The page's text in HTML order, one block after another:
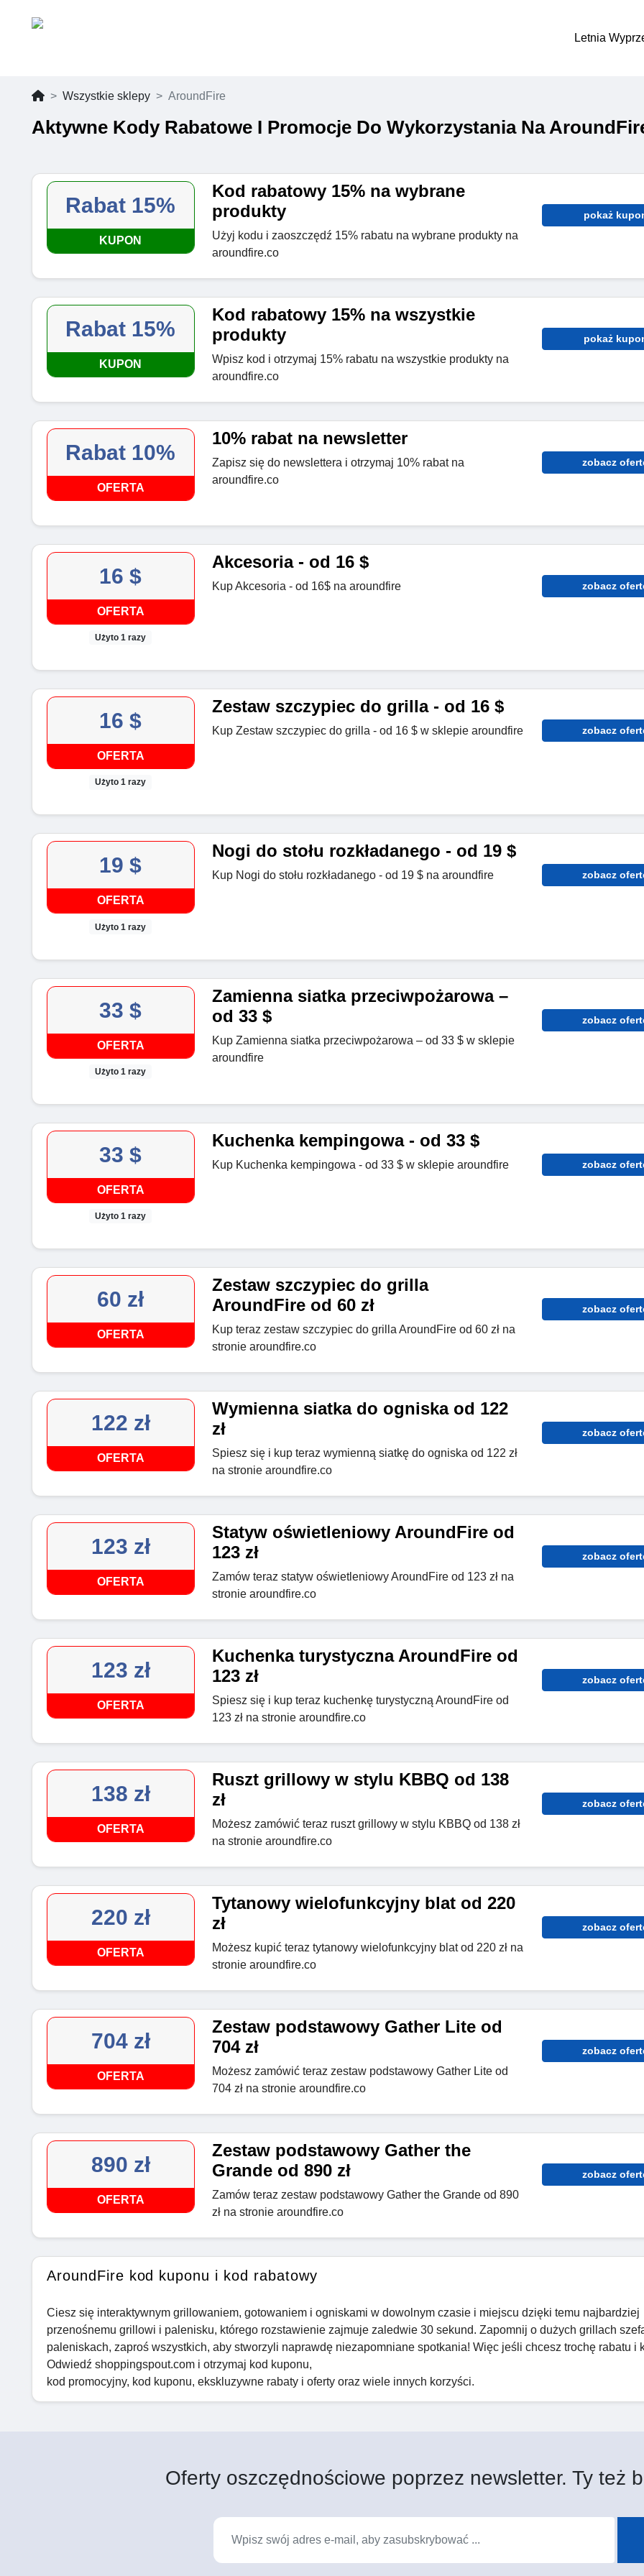
Letnia
Wszystkie sklepy AroundFire
Aktywne Kody Rabatowe I Promocje Do Wykorzystania Na
Rabat 15%
KUPON
Kod rabatowy 15% na wybrane
produkty
Użyj kodu i zaoszczędź 15% rabatu na wybrane produkty na
aroundfire.co
pokaż
Rabat 15%
KUPON
Kod rabatowy 15% na wszystkie
produkty
Wpisz kod i otrzymaj 15% rabatu na wszystkie produkty na
aroundfire.co
pokaż
Rabat 10%
OFERTA
10% rabat na newsletter
Zapisz się do newslettera i otrzymaj 10% rabat na
aroundfire.co
zobacz
16 $
OFERTA
Użyto 1 razy
Akcesoria - od 16 $
Kup Akcesoria - od 16$ na aroundfire zobacz
16 $
OFERTA
Użyto 1 razy
Zestaw szczypiec do grilla - od 16 $
Kup Zestaw szczypiec do grilla - od 16 $ w sklepie aroundfire zobacz
19 $
OFERTA
Użyto 1 razy
Nogi do stołu rozkładanego - od 19 $
Kup Nogi do stołu rozkładanego - od 19 $ na aroundfire zobacz
33 $
OFERTA
Użyto 1 razy
Zamienna siatka przeciwpożarowa –
od 33 $
Kup Zamienna siatka przeciwpożarowa – od 33 $ w sklepie
aroundfire
zobacz
33 $
OFERTA
Użyto 1 razy
Kuchenka kempingowa - od 33 $
Kup Kuchenka kempingowa - od 33 $ w sklepie aroundfire zobacz
60 zł
OFERTA
Zestaw szczypiec do grilla
AroundFire od 60 zł
Kup teraz zestaw szczypiec do grilla AroundFire od 60 zł na
stronie aroundfire.co
zobacz
122 zł
OFERTA
Wymienna siatka do ogniska od 122
zł
Spiesz się i kup teraz wymienną siatkę do ogniska od 122 zł
na stronie aroundfire.co
zobacz
123 zł
OFERTA
Statyw oświetleniowy AroundFire od
123 zł
Zamów teraz statyw oświetleniowy AroundFire od 123 zł na
stronie aroundfire.co
zobacz
123 zł
OFERTA
Kuchenka turystyczna AroundFire od
123 zł
Spiesz się i kup teraz kuchenkę turystyczną AroundFire od
123 zł na stronie aroundfire.co
zobacz
138 zł
OFERTA
Ruszt grillowy w stylu KBBQ od 138
zł
Możesz zamówić teraz ruszt grillowy w stylu KBBQ od 138 zł
na stronie aroundfire.co
zobacz
220 zł
OFERTA
Tytanowy wielofunkcyjny blat od 220
zł
Możesz kupić teraz tytanowy wielofunkcyjny blat od 220 zł na
stronie aroundfire.co
zobacz
704 zł
OFERTA
Zestaw podstawowy Gather Lite od
704 zł
Możesz zamówić teraz zestaw podstawowy Gather Lite od
704 zł na stronie aroundfire.co
zobacz
890 zł
OFERTA
Zestaw podstawowy Gather the
Grande od 890 zł
Zamów teraz zestaw podstawowy Gather the Grande od 890
zł na stronie aroundfire.co
zobacz
AroundFire kod kuponu i kod rabatowy
Ciesz się interaktywnym grillowaniem, gotowaniem i ogniskami w dowolnym czasie i miejscu dzięki temu najbardziej
przenośnemu grillowi i palenisku, którego rozstawienie zajmuje zaledwie 30 sekund. Zapomnij o dużych grillach
paleniskach, zaproś wszystkich, aby stworzyli naprawdę niezapomniane spotkania! Więc jeśli chcesz trochę rabatu i
Odwiedź shoppingspout.com i otrzymaj kod kuponu,
kod promocyjny, kod kuponu, ekskluzywne rabaty i oferty oraz wiele innych korzyści.
Oferty oszczędnościowe poprzez newsletter. Ty też